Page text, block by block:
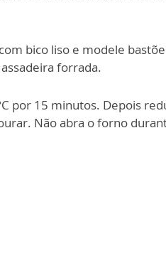
bico liso e modele
forrada.
por 15 minutos. Depois
Não abra o forno